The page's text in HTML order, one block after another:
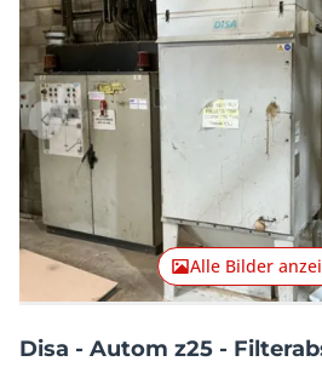
Vorheriger Artikel
Alle Bilder
Disa - Autom z25 -